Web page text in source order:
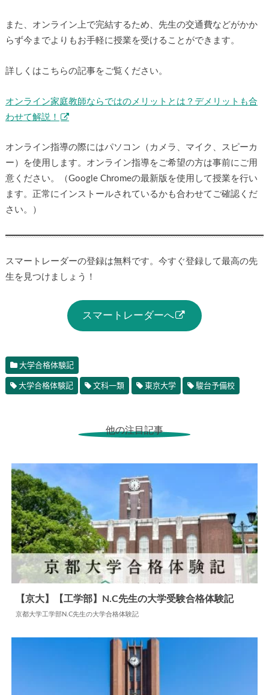
また、オンライン上で完結するため、先生の交通費などがかか
らず今までよりもお手軽に授業を受けることができます。
詳しくはこちらの記事をご覧ください。
オンライン家庭教師ならではのメリットとは？デメリットも合
わせて解説！
オンライン指導の際にはパソコン（カメラ、マイク、スピーカ
ー）を使用します。オンライン指導をご希望の方は事前にご用
意ください。（Google Chromeの最新版を使用して授業を行い
ます。正常にインストールされているかも合わせてご確認くだ
さい。）
スマートレーダーの登録は無料です。今すぐ登録して最高の先
生を見つけましょう！
スマートレーダーへ
大学合格体験記
大学合格体験記 文科一類 東京大学 駿台予備校
他の注目記事
【京大】【工学部】N.C先生の大学受験合格体験記
京都大学工学部N.C先生の大学合格体験記